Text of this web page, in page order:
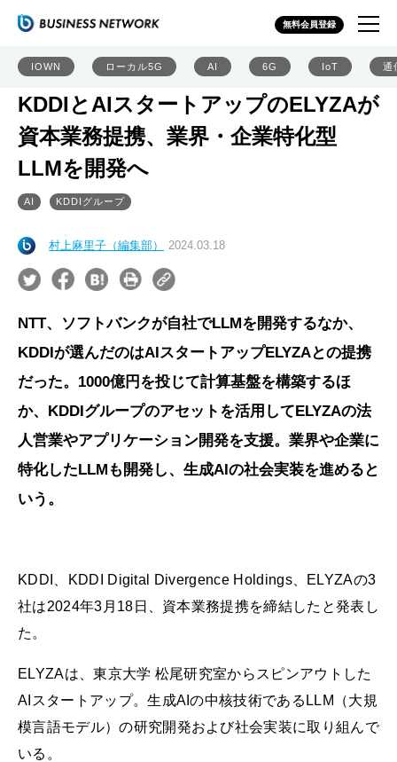
無料会員登録
IOWN ローカル5G AI 6G IoT 通
KDDIとAIスタートアップのELYZAが
資本業務提携、業界・企業特化型
LLMを開発へ
AI KDDIグループ
村上麻里子（編集部） 2024.03.18
NTT、ソフトバンクが自社でLLMを開発するなか、
KDDIが選んだのはAIスタートアップELYZAとの提携
だった。1000億円を投じて計算基盤を構築するほ
か、KDDIグループのアセットを活用してELYZAの法
人営業やアプリケーション開発を支援。業界や企業に
特化したLLMも開発し、生成AIの社会実装を進めると
いう。
KDDI、KDDI Digital Divergence Holdings、ELYZAの3
社は2024年3月18日、資本業務提携を締結したと発表し
た。
ELYZAは、東京大学 松尾研究室からスピンアウトした
AIスタートアップ。生成AIの中核技術であるLLM（大規
模言語モデル）の研究開発および社会実装に取り組んで
いる。